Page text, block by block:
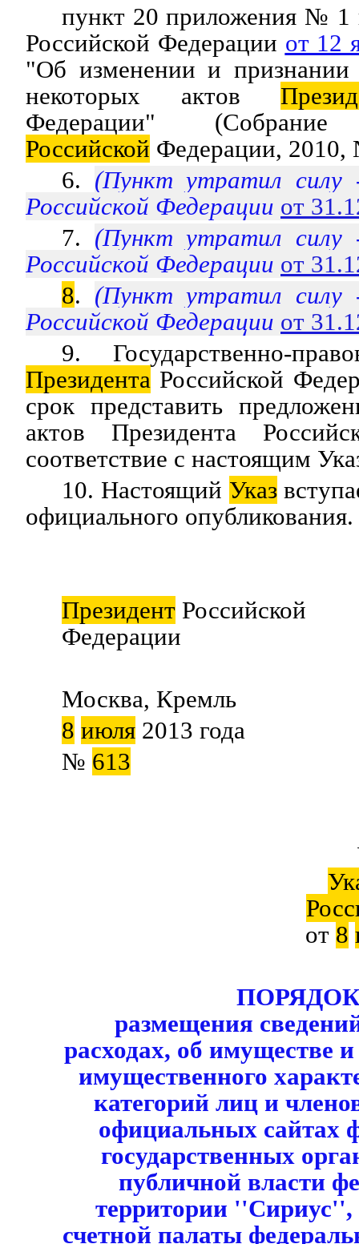
пункт 20 приложения №
Российской Федерации от 12
"Об изменении и признании
некоторых актов
Федерации" (Собрание
Российской Федерации, 2010,
6. (Пункт утратил
Российской Федерации от
7. (Пункт утратил
Российской Федерации от
8. (Пункт утратил
Российской Федерации от
9. Государственно-
Президента Российской
срок представить
актов Президента
соответствие с настоящим
10. Настоящий Указ
официального опубликования.
Президент Российской
Федерации
Москва, Кремль
8 июля 2013 года
№ 613
от 8
ПОРЯДОК
размещения
расходах, об имуществе и
имущественного
категорий лиц и
официальных сайтах
государственных
публичной власти
территории ''Сириус'',
счетной палаты